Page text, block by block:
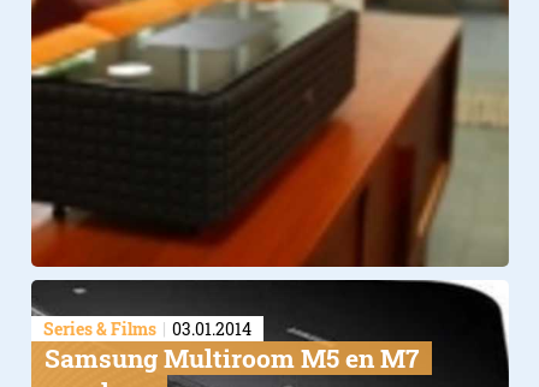
Series & Films 03.01.2014
Samsung Multiroom M5 en M7